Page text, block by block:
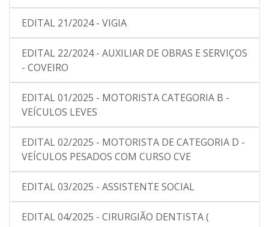
EDITAL 21/2024 - VIGIA
EDITAL 22/2024 - AUXILIAR DE OBRAS E SERVIÇOS
- COVEIRO
EDITAL 01/2025 - MOTORISTA CATEGORIA B -
VEÍCULOS LEVES
EDITAL 02/2025 - MOTORISTA DE CATEGORIA D -
VEÍCULOS PESADOS COM CURSO CVE
EDITAL 03/2025 - ASSISTENTE SOCIAL
EDITAL 04/2025 - CIRURGIÃO DENTISTA (